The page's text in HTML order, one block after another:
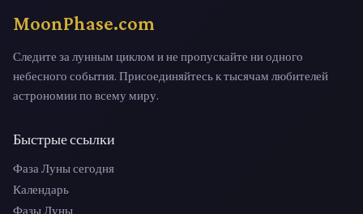
MoonPhase.com
Следите за лунным циклом и не пропускайте ни одного
небесного события. Присоединяйтесь к тысячам любителей
астрономии по всему миру.
Быстрые ссылки
Фаза Луны сегодня
Календарь
Фазы Луны